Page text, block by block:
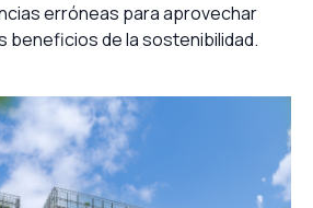
erróneas para aprovechar
beneficios de la sostenibilidad.